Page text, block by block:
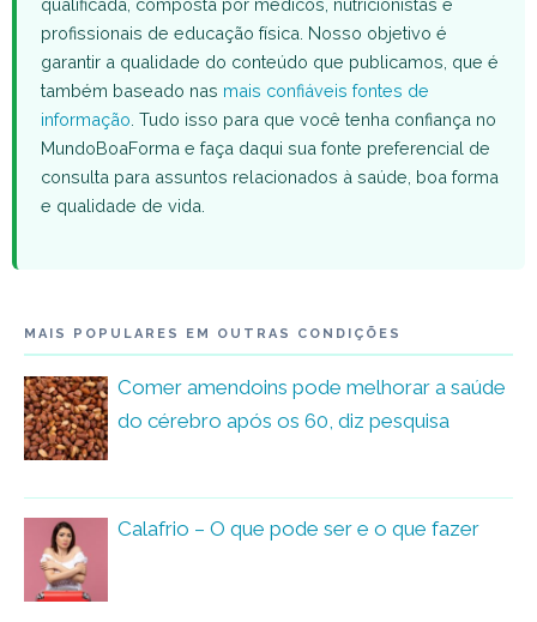
profissionais de educação física. Nosso objetivo é
garantir a qualidade do conteúdo que publicamos, que é
também baseado nas mais confiáveis fontes de
informação . Tudo isso para que você tenha confiança no
MundoBoaForma e faça daqui sua fonte preferencial de
consulta para assuntos relacionados à saúde, boa forma
e qualidade de vida.
MAIS POPULARES EM OUTRAS CONDIÇÕES
Comer amendoins pode melhorar a saúde
do cérebro após os 60, diz pesquisa
Calafrio – O que pode ser e o que fazer